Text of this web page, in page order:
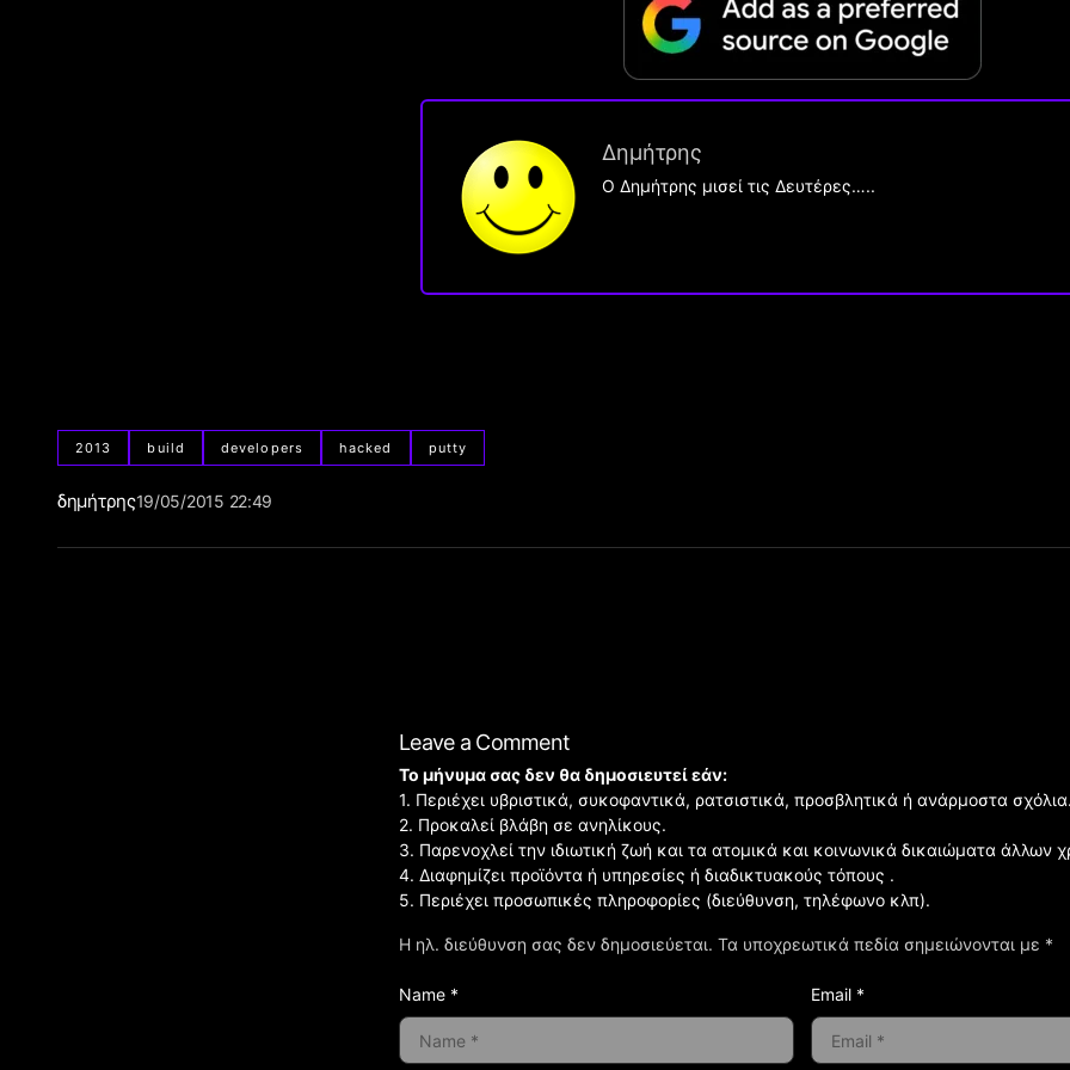
Δημήτρης
O Δημήτρης μισεί τις Δευτέρες…..
2013 build developers hacked putty
δημήτρης19/05/2015 22:49
Leave a Comment
Η ηλ. διεύθυνση σας δεν δημοσιεύεται. Τα υποχρεωτικά πεδία σημειώνονται με *
Το μήνυμα σας δεν θα δημοσιευτεί εάν:
1. Περιέχει υβριστικά, συκοφαντικά, ρατσιστικά, προσβλητικά ή ανάρμοστα
2. Προκαλεί βλάβη σε ανηλίκους.
3. Παρενοχλεί την ιδιωτική ζωή και τα ατομικά και κοινωνικά δικαιώματα άλλων
4. Διαφημίζει προϊόντα ή υπηρεσίες ή διαδικτυακούς τόπους .
5. Περιέχει προσωπικές πληροφορίες (διεύθυνση, τηλέφωνο κλπ).
Name * Email *